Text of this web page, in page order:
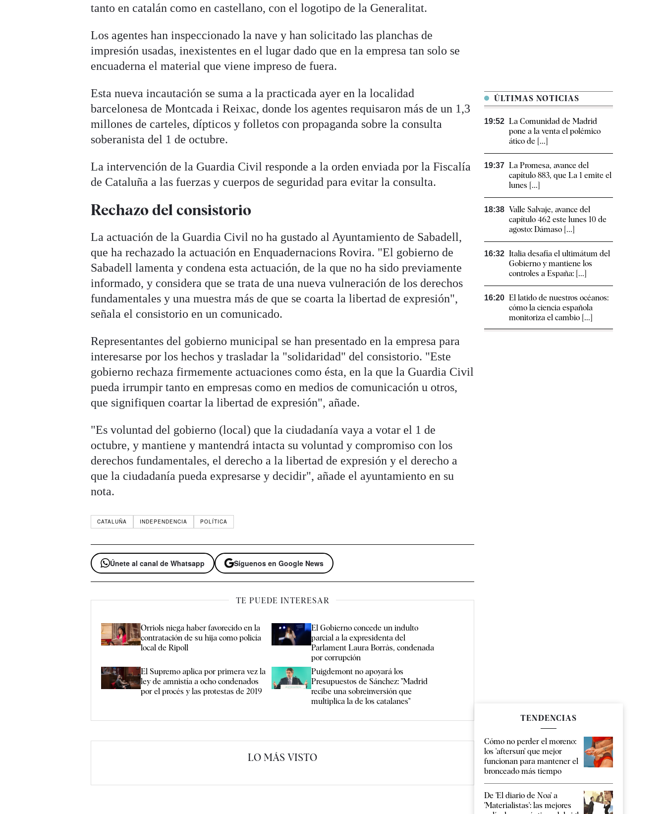
tanto en catalán como en castellano, con el logotipo de la Generalitat.
Los agentes han inspeccionado la nave y han solicitado las planchas de
impresión usadas, inexistentes en el lugar dado que en la empresa tan solo se
encuaderna el material que viene impreso de fuera.
Esta nueva incautación se suma a la practicada ayer en la localidad
barcelonesa de Montcada i Reixac, donde los agentes requisaron más de un 1,3
millones de carteles, dípticos y folletos con propaganda sobre la consulta
soberanista del 1 de octubre.
La intervención de la Guardia Civil responde a la orden enviada por la Fiscalía
de Cataluña a las fuerzas y cuerpos de seguridad para evitar la consulta.
Rechazo del consistorio
La actuación de la Guardia Civil no ha gustado al Ayuntamiento de Sabadell,
que ha rechazado la actuación en Enquadernacions Rovira. "El gobierno de
Sabadell lamenta y condena esta actuación, de la que no ha sido previamente
informado, y considera que se trata de una nueva vulneración de los derechos
fundamentales y una muestra más de que se coarta la libertad de expresión",
señala el consistorio en un comunicado.
Representantes del gobierno municipal se han presentado en la empresa para
interesarse por los hechos y trasladar la "solidaridad" del consistorio. "Este
gobierno rechaza firmemente actuaciones como ésta, en la que la Guardia Civil
pueda irrumpir tanto en empresas como en medios de comunicación u otros,
que signifiquen coartar la libertad de expresión", añade.
"Es voluntad del gobierno (local) que la ciudadanía vaya a votar el 1 de
octubre, y mantiene y mantendrá intacta su voluntad y compromiso con los
derechos fundamentales, el derecho a la libertad de expresión y el derecho a
que la ciudadanía pueda expresarse y decidir", añade el ayuntamiento en su
nota.
CATALUÑA INDEPENDENCIA POLÍTICA
Únete al canal de Whatsapp Síguenos en Google News
TE PUEDE INTERESAR
Orriols niega haber favorecido en la
contratación de su hija como policía
local de Ripoll
El Gobierno concede un indulto
parcial a la expresidenta del
Parlament Laura Borràs, condenada
por corrupción
El Supremo aplica por primera vez la
ley de amnistía a ocho condenados
por el procés y las protestas de 2019
Puigdemont no apoyará los
Presupuestos de Sánchez: "Madrid
recibe una sobreinversión que
multiplica la de los catalanes"
LO MÁS VISTO
ÚLTIMAS NOTICIAS
19:52 La Comunidad de Madrid
pone a la venta el polémico
ático de [...]
19:37 La Promesa, avance del
capítulo 883, que La 1 emite el
lunes [...]
18:38 Valle Salvaje, avance del
capítulo 462 este lunes 10 de
agosto: Dámaso [...]
16:32 Italia desafía el ultimátum del
Gobierno y mantiene los
controles a España: [...]
16:20 El latido de nuestros océanos:
cómo la ciencia española
monitoriza el cambio [...]
TENDENCIAS
Cómo no perder el moreno:
los 'aftersun' que mejor
funcionan para mantener el
bronceado más tiempo
De 'El diario de Noa' a
'Materialistas': las mejores